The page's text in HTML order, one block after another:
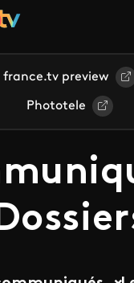
france.tv preview
Phototele